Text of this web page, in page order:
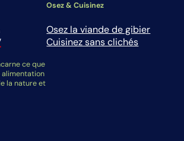
ce que
alimentation
la nature et
Osez & Cuisinez
Osez la viande de gibier
Cuisinez sans clichés